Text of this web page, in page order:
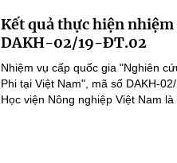
Kết quả thực hiện nhiệm
DAKH-02/19-ĐT.02
Nhiệm vụ cấp quốc gia "Nghiên
Phi tại Việt Nam", mã số DAKH-
Học viện Nông nghiệp Việt Nam là